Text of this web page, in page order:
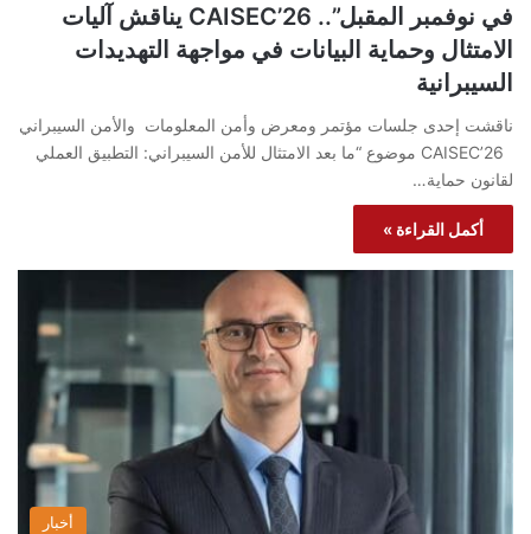
في نوفمبر المقبل”.. CAISEC’26 يناقش آليات
الامتثال وحماية البيانات في مواجهة التهديدات
السيبرانية
ناقشت إحدى جلسات مؤتمر ومعرض وأمن المعلومات والأمن السيبراني
CAISEC’26 موضوع “ما بعد الامتثال للأمن السيبراني: التطبيق العملي
لقانون حماية…
أكمل القراءة »
أخبار